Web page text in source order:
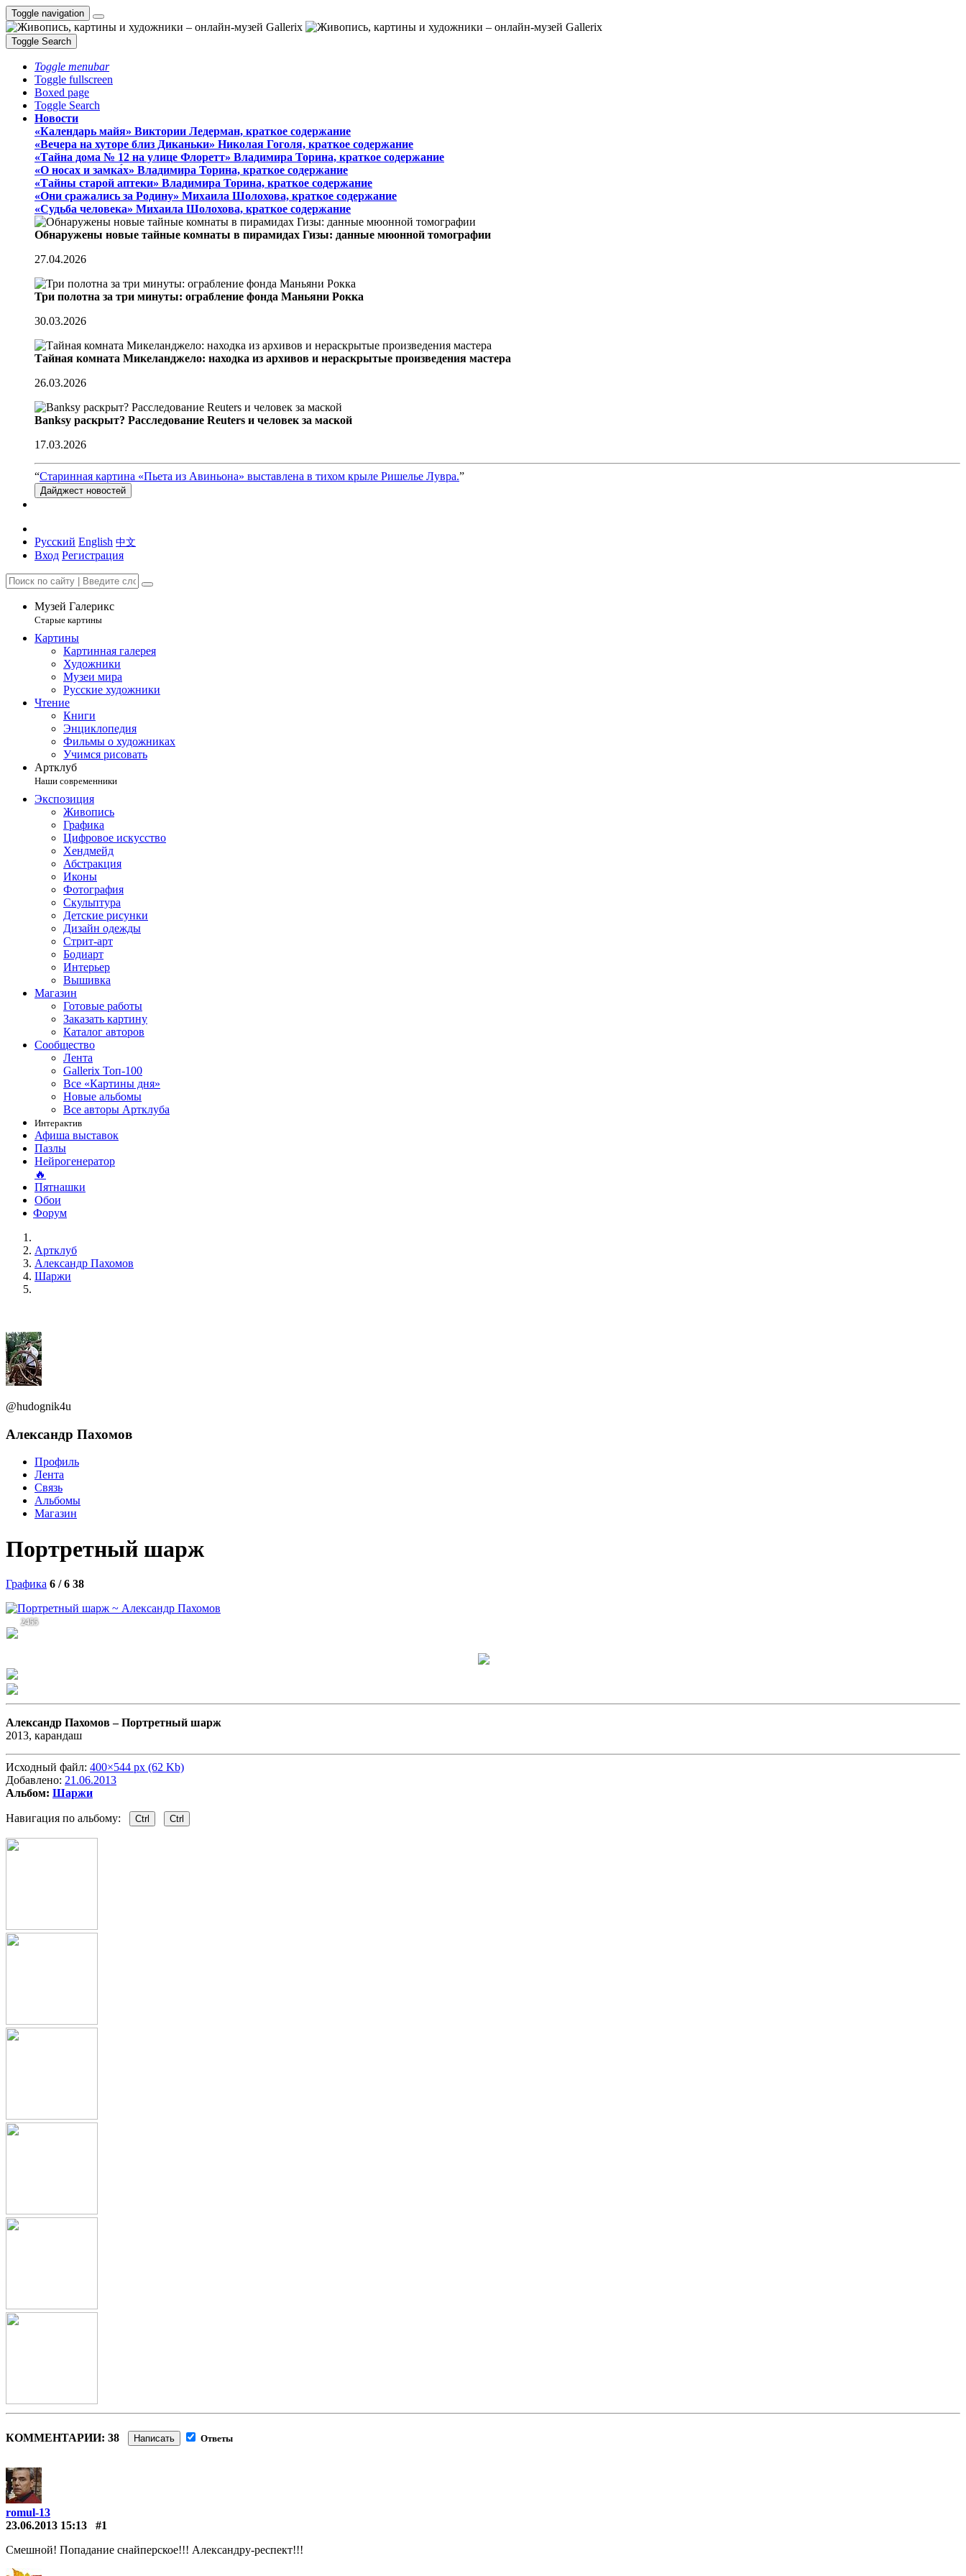
Toggle navigation
Toggle Search
Toggle menubar
Toggle fullscreen
Boxed page
Toggle Search
Новости
«Календарь майя» Виктории Ледерман, краткое содержание
«Вечера на хуторе близ Диканьки» Николая Гоголя, краткое содержание
«Тайна дома № 12 на улице Флоретт» Владимира Торина, краткое содержание
«О носах и замка́х» Владимира Торина, краткое содержание
«Тайны старой аптеки» Владимира Торина, краткое содержание
«Они сражались за Родину» Михаила Шолохова, краткое содержание
«Судьба человека» Михаила Шолохова, краткое содержание
Обнаружены новые тайные комнаты в пирамидах Гизы: данные мюонной томографии
27.04.2026
Три полотна за три минуты: ограбление фонда Маньяни Рокка
30.03.2026
Тайная комната Микеланджело: находка из архивов и нераскрытые произведения мастера
26.03.2026
Banksy раскрыт? Расследование Reuters и человек за маской
17.03.2026
“Старинная картина «Пьета из Авиньона» выставлена в тихом крыле Ришелье Лувра.”
Дайджест новостей
Русский English 中文
Вход Регистрация
Музей Галерикс
Старые картины
Картины
Картинная галерея
Художники
Музеи мира
Русские художники
Чтение
Книги
Энциклопедия
Фильмы о художниках
Учимся рисовать
Артклуб
Наши современники
Экспозиция
Живопись
Графика
Цифровое искусство
Хендмейд
Абстракция
Иконы
Фотография
Скульптура
Детские рисунки
Дизайн одежды
Стрит-арт
Бодиарт
Интерьер
Вышивка
Магазин
Готовые работы
Заказать картину
Каталог авторов
Сообщество
Лента
Gallerix Топ-100
Все «Картины дня»
Новые альбомы
Все авторы Артклуба
Интерактив
Афиша выставок
Пазлы
Нейрогенератор
🔥
Пятнашки
Обои
Форум
Артклуб
Александр Пахомов
Шаржи
@hudognik4u
Александр Пахомов
Профиль
Лента
Связь
Альбомы
Магазин
Портретный шарж
Графика 6 / 6 38
2455
Александр Пахомов –Портретный шарж
2013, карандаш
Исходный файл: 400×544 px (62 Kb)
Добавлено: 21.06.2013
Альбом: Шаржи
Навигация по альбому: Ctrl Ctrl
КОММЕНТАРИИ: 38 Написать Ответы
romul-13
23.06.2013 15:13
#1
Смешной! Попадание снайперское!!! Александру-респект!!!